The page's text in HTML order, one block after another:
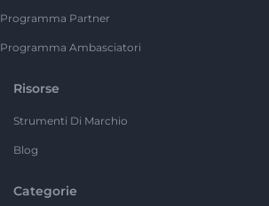
Programma Partner
Programma Ambasciatori
Risorse
Strumenti Di Marchio
Blog
Categorie